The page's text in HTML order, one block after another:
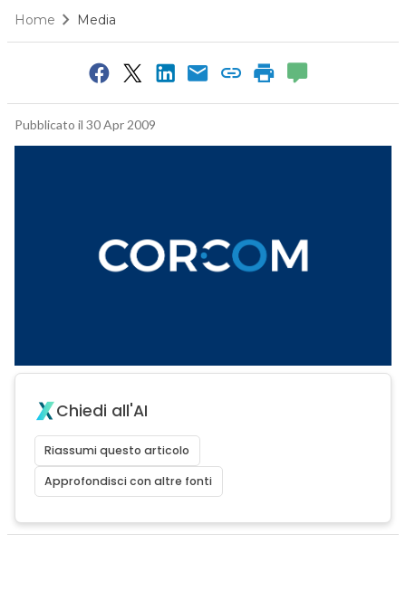
Home Media
Pubblicato il 30 Apr 2009
Chiedi all'AI
Riassumi questo articolo
Approfondisci con altre fonti